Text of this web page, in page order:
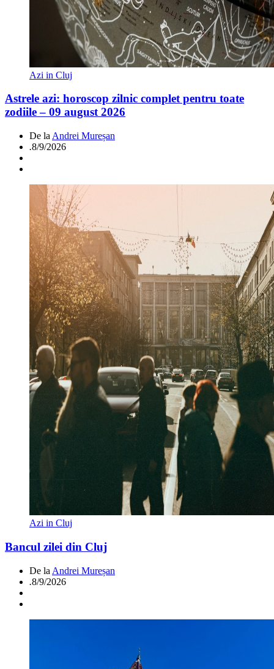
Azi in Cluj
Astrele azi: horoscop zilnic complet pentru toate
zodiile – 09 august 2026
De la Andrei Mureșan
.8/9/2026
Azi in Cluj
Bancul zilei din Cluj
De la Andrei Mureșan
.8/9/2026